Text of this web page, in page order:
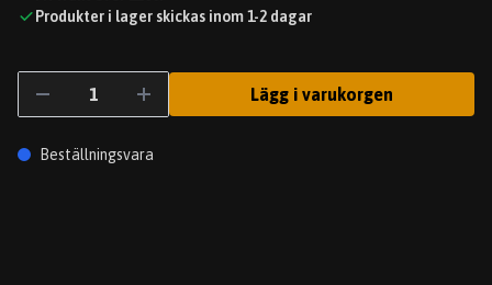
Produkter i lager skickas inom 1-2 dagar
Lägg i varukorgen
Beställningsvara